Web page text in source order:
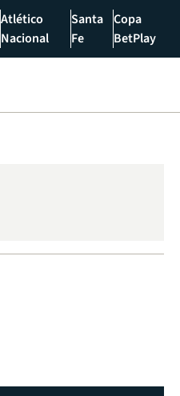
Atlético
Nacional
Santa
Fe
Copa
BetPlay